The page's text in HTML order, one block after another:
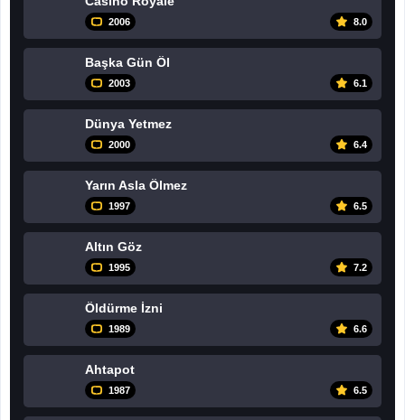
2006 8.0
Başka Gün Öl
2003 6.1
Dünya Yetmez
2000 6.4
Yarın Asla Ölmez
1997 6.5
Altın Göz
1995 7.2
Öldürme İzni
1989 6.6
Ahtapot
1987 6.5